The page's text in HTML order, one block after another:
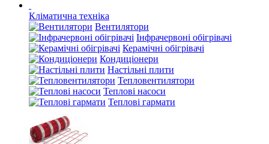
Кліматична техніка
Вентилятори
Інфрачервоні обігрівачі
Керамічні обігрівачі
Кондиціонери
Настільні плити
Тепловентилятори
Теплові насоси
Теплові гармати